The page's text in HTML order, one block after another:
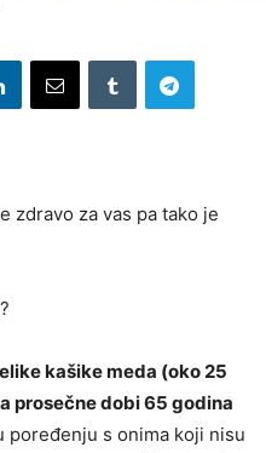
zdravo za vas pa tako je
kašike meda (oko 25
prosečne dobi 65 godina
poređenju s onima koji nisu